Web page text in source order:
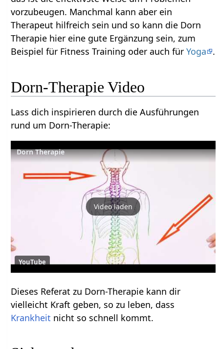
vorzubeugen. Manchmal kann aber ein
Therapeut hilfreich sein und so kann die Dorn
Therapie hier eine gute Ergänzung sein, zum
Beispiel für Fitness Training oder auch fürYoga .
Dorn-Therapie Video
Lass dich inspirieren durch die Ausführungen
rund um Dorn-Therapie:
Dorn Therapie
Video laden
YouTube
Dieses Referat zu Dorn-Therapie kann dir
vielleicht Kraft geben, so zu leben, dass
Krankheit nicht so schnell kommt.